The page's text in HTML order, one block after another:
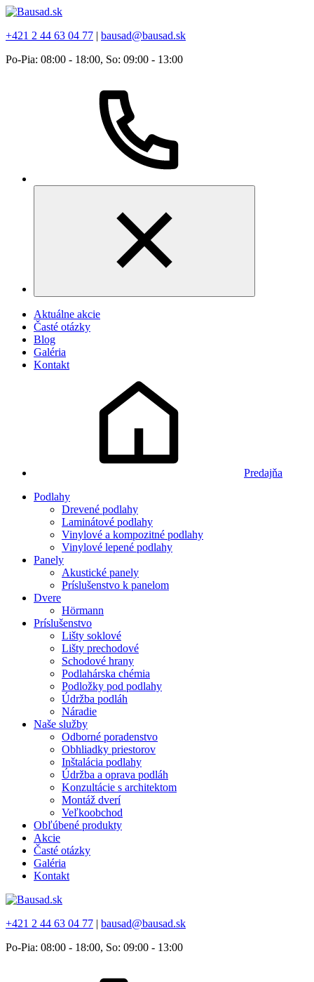
+421 2 44 63 04 77 | bausad@bausad.sk
Po-Pia: 08:00 - 18:00, So: 09:00 - 13:00
Aktuálne akcie
Časté otázky
Blog
Galéria
Kontakt
Predajňa
Podlahy
Drevené podlahy
Laminátové podlahy
Vinylové a kompozitné podlahy
Vinylové lepené podlahy
Panely
Akustické panely
Príslušenstvo k panelom
Dvere
Hörmann
Príslušenstvo
Lišty soklové
Lišty prechodové
Schodové hrany
Podlahárska chémia
Podložky pod podlahy
Údržba podláh
Náradie
Naše služby
Odborné poradenstvo
Obhliadky priestorov
Inštalácia podlahy
Údržba a oprava podláh
Konzultácie s architektom
Montáž dverí
Veľkoobchod
Obľúbené produkty
Akcie
Časté otázky
Galéria
Kontakt
+421 2 44 63 04 77 | bausad@bausad.sk
Po-Pia: 08:00 - 18:00, So: 09:00 - 13:00